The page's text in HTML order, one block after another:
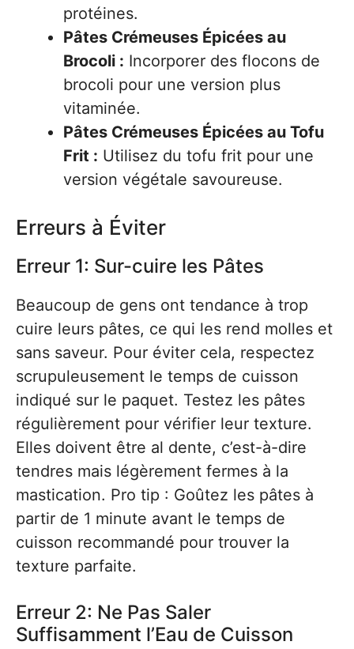
protéines.
Pâtes Crémeuses Épicées au
Brocoli : Incorporer des flocons de
brocoli pour une version plus
vitaminée.
Pâtes Crémeuses Épicées au Tofu
Frit : Utilisez du tofu frit pour une
version végétale savoureuse.
Erreurs à Éviter
Erreur 1: Sur-cuire les Pâtes
Beaucoup de gens ont tendance à trop
cuire leurs pâtes, ce qui les rend molles et
sans saveur. Pour éviter cela, respectez
scrupuleusement le temps de cuisson
indiqué sur le paquet. Testez les pâtes
régulièrement pour vérifier leur texture.
Elles doivent être al dente, c’est-à-dire
tendres mais légèrement fermes à la
mastication. Pro tip : Goûtez les pâtes à
partir de 1 minute avant le temps de
cuisson recommandé pour trouver la
texture parfaite.
Erreur 2: Ne Pas Saler
Suffisamment l’Eau de Cuisson